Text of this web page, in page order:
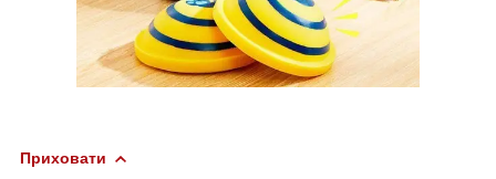
Приховати